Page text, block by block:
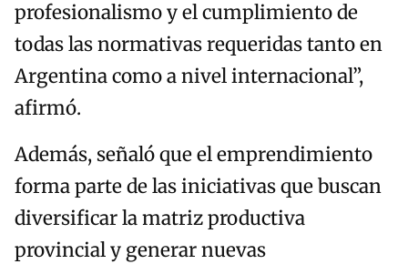
profesionalismo y el cumplimiento de
todas las normativas requeridas tanto en
Argentina como a nivel internacional”,
afirmó.
Además, señaló que el emprendimiento
forma parte de las iniciativas que buscan
diversificar la matriz productiva
provincial y generar nuevas